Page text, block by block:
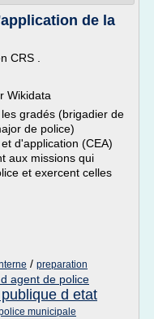
de la
CRS .
Wikidata
gradés (brigadier de
de police)
d'application (CEA)
aux missions qui
et exercent celles
/ preparation
agent de police
d etat
municipale